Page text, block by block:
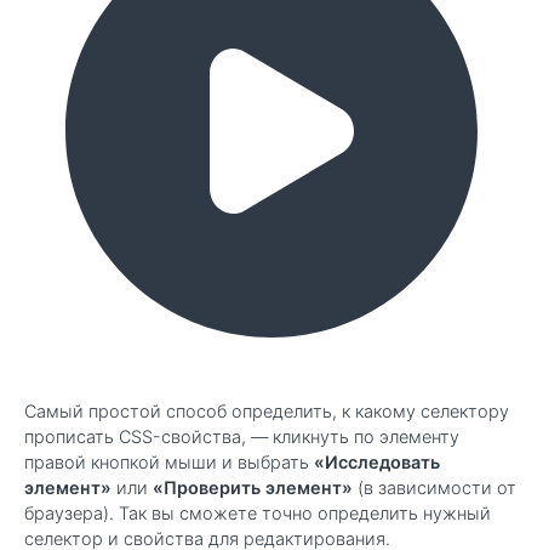
Самый простой способ определить, к какому селектору
прописать CSS-свойства, — кликнуть по элементу
правой кнопкой мыши и выбрать «Исследовать
элемент» или «Проверить элемент» (в зависимости от
браузера). Так вы сможете точно определить нужный
селектор и свойства для редактирования.